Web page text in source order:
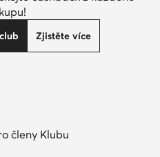
Zjistěte více
členy Klubu